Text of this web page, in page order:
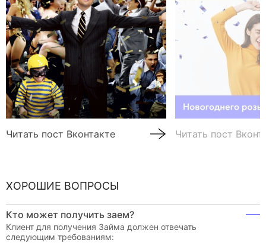
Читать пост Вконтакте Читать пост
ХОРОШИЕ ВОПРОСЫ
Кто может получить заем?
Клиент для получения Займа должен отвечать
следующим требованиям: